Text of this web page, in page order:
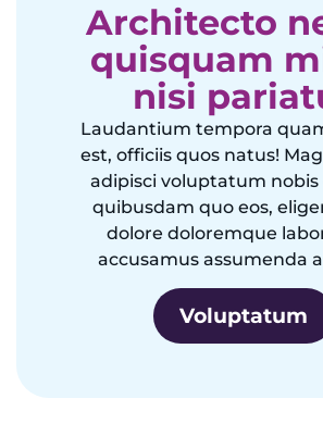
Architecto
quisquam
nisi
Laudantium tempora
est, officiis quos natus!
adipisci voluptatum nobis
quibusdam quo eos,
dolore doloremque
accusamus assumenda
Voluptatum